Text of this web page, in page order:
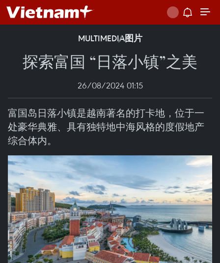
MULTIMEDIA图片
探索富国 “日落小镇”之美
26/08/2024 01:15
富国岛日落小镇是越南著名的打卡地，位于一
处豪华典雅、具有独特地中海风格的度假地产
综合体内。